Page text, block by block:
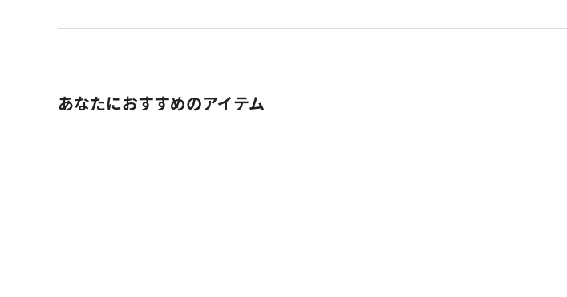
あなたにおすすめのアイテム